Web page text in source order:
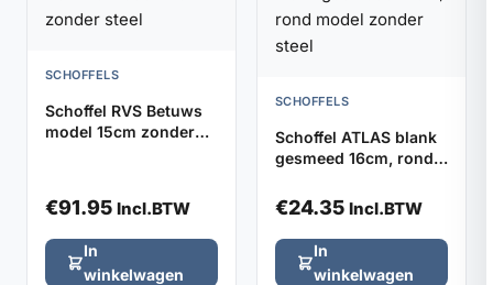
SCHOFFELS
Schoffel RVS Betuws
model 15cm zonder
€91.95 Incl.BTW
In
winkelwagen
SCHOFFELS
Schoffel ATLAS blank
gesmeed 16cm, rond
€24.35 Incl.BTW
In
winkelwagen